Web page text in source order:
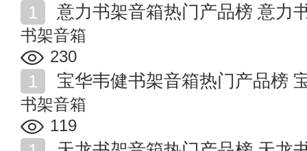
意力书架音箱热门产品榜 意力
书架音箱
230
宝华韦健书架音箱热门产品榜
书架音箱
119